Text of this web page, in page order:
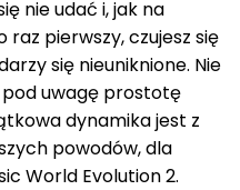
nie udać i, jak na
pierwszy, czujesz się
się nieuniknione. Nie
uwagę prostotę
dynamika jest z
powodów, dla
World Evolution 2.